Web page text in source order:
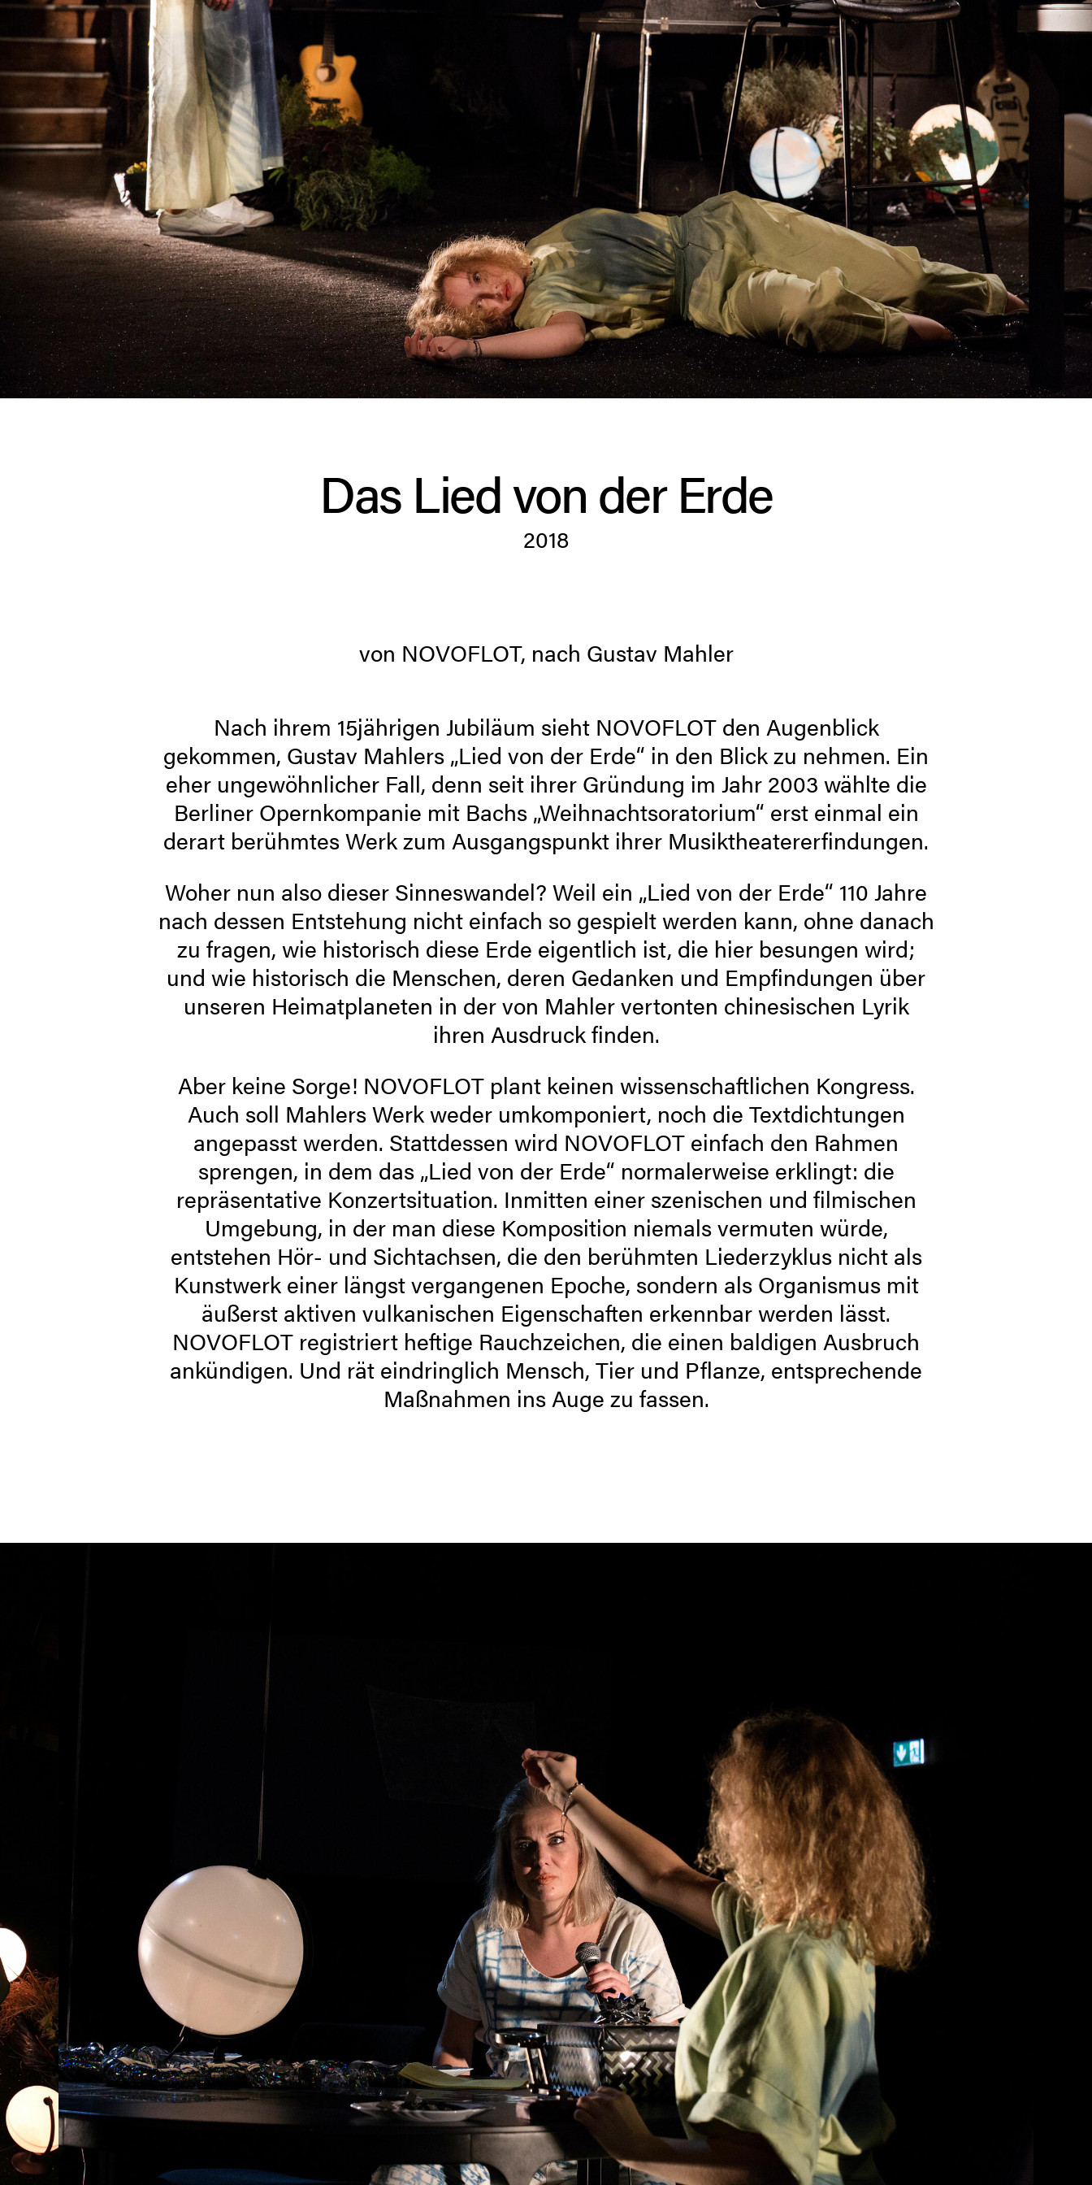
Das Lied von der Erde
2018
von NOVOFLOT, nach Gustav Mahler
Nach ihrem 15jährigen Jubiläum sieht NOVOFLOT den Augenblick
gekommen, Gustav Mahlers „Lied von der Erde“ in den Blick zu nehmen. Ein
eher ungewöhnlicher Fall, denn seit ihrer Gründung im Jahr 2003 wählte die
Berliner Opernkompanie mit Bachs „Weihnachts­oratorium“ erst einmal ein
derart berühmtes Werk zum Ausgangspunkt ihrer Musikthea­ter­er­findungen.
Woher nun also dieser Sinneswandel? Weil ein „Lied von der Erde“ 110 Jahre
nach dessen Entstehung nicht einfach so gespielt werden kann, ohne danach
zu fragen, wie historisch diese Erde eigentlich ist, die hier besungen wird;
und wie historisch die Menschen, deren Gedanken und Empfindungen über
unseren Heimatplaneten in der von Mahler vertonten chinesischen Lyrik
ihren Ausdruck finden.
Aber keine Sorge! NOVOFLOT plant keinen wissenschaftlichen Kongress.
Auch soll Mahlers Werk weder umkomponiert, noch die Textdichtungen
angepasst werden. Stattdessen wird NOVOFLOT einfach den Rahmen
sprengen, in dem das „Lied von der Erde“ normalerweise erklingt: die
repräsentative Konzertsituation. Inmitten einer szenischen und filmischen
Umgebung, in der man diese Komposition niemals vermuten würde,
entstehen Hör- und Sichtachsen, die den berühmten Liederzyklus nicht als
Kunstwerk einer längst vergangenen Epoche, sondern als Organismus mit
äußerst aktiven vulkanischen Eigenschaften erkennbar werden lässt.
NOVOFLOT registriert heftige Rauchzeichen, die einen baldigen Ausbruch
ankündigen. Und rät eindringlich Mensch, Tier und Pflanze, entsprechende
Maßnahmen ins Auge zu fassen.